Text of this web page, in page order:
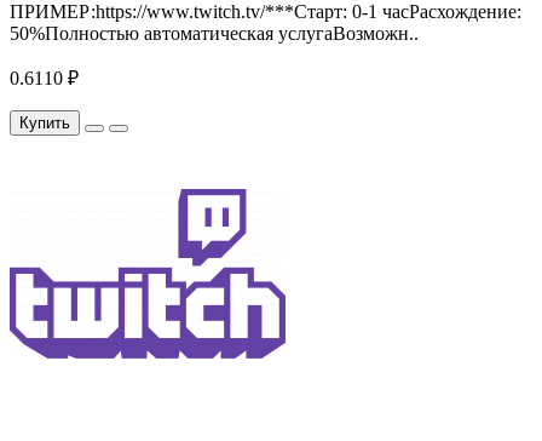
ПРИМЕР:https://www.twitch.tv/***Старт: 0-1 часРасхождение:
50%Полностью автоматическая услугаВозможн..
0.6110 ₽
Купить